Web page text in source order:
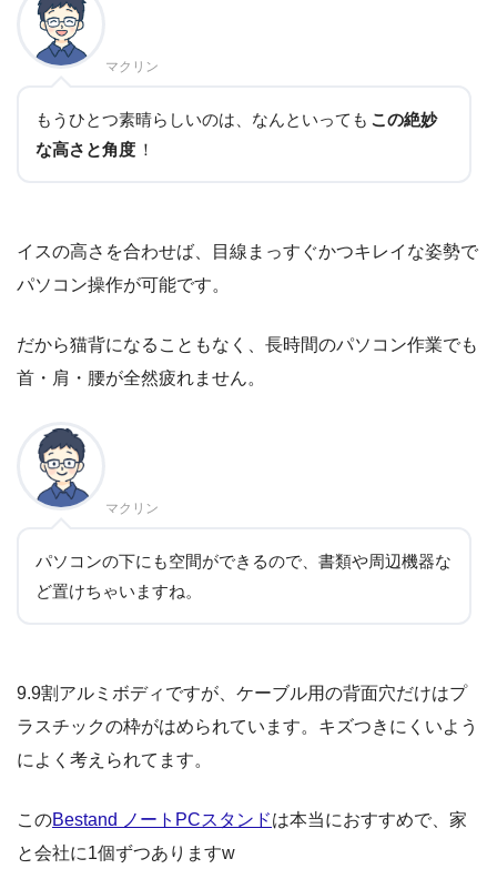
マクリン
もうひとつ素晴らしいのは、なんといっても この絶妙
な高さと角度 ！
イスの高さを合わせば、目線まっすぐかつキレイな姿勢で
パソコン操作が可能です。
だから猫背になることもなく、長時間のパソコン作業でも
首・肩・腰が全然疲れません。
マクリン
パソコンの下にも空間ができるので、書類や周辺機器な
ど置けちゃいますね。
9.9割アルミボディですが、ケーブル用の背面穴だけはプ
ラスチックの枠がはめられています。キズつきにくいよう
によく考えられてます。
このBestand ノートPCスタンドは本当におすすめで、家
と会社に1個ずつありますw